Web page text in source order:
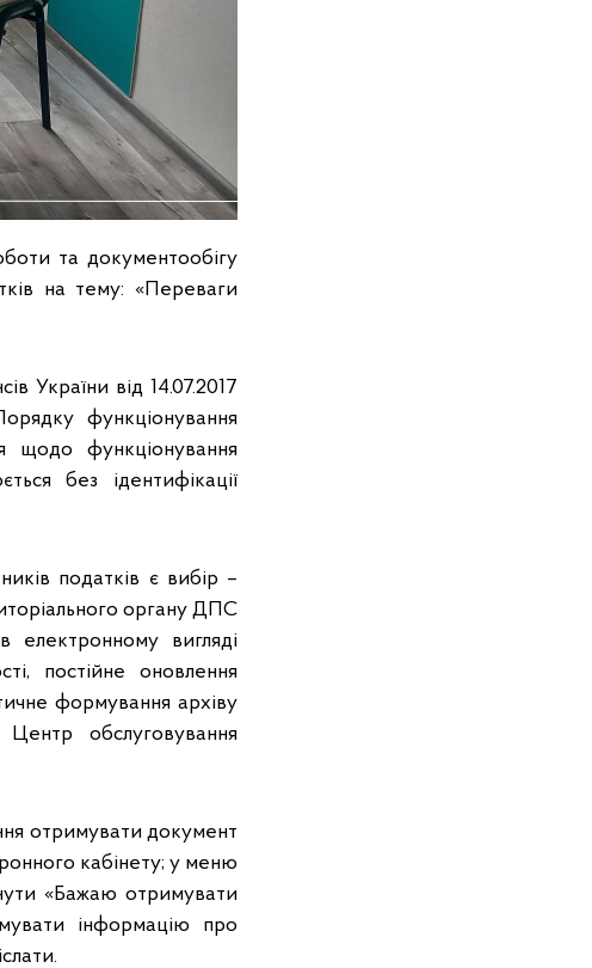
та документообігу
на тему: «Переваги
України від 14.07.2017
функціонування
щодо функціонування
без ідентифікації
податків є вибір –
органу ДПС
електронному вигляді
постійне оновлення
формування архіву
Центр обслуговування
отримувати документ
кабінету; у меню
«Бажаю отримувати
інформацію про